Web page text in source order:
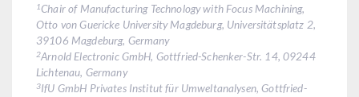
1Chair of Manufacturing Technology with Focus Machining,
Otto von Guericke University Magdeburg, Universitätsplatz 2,
39106 Magdeburg, Germany
2Arnold Electronic GmbH, Gottfried-Schenker-Str. 14, 09244
Lichtenau, Germany
3IfU GmbH Privates Institut für Umweltanalysen, Gottfried-